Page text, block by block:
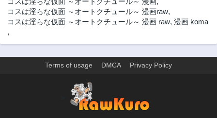
コスは淫らな仮面 ～オートクチュール～ 漫画raw,
コスは淫らな仮面 ～オートクチュール～ 漫画 raw, 漫画 koma
,
Terms of usage DMCA Privacy Policy